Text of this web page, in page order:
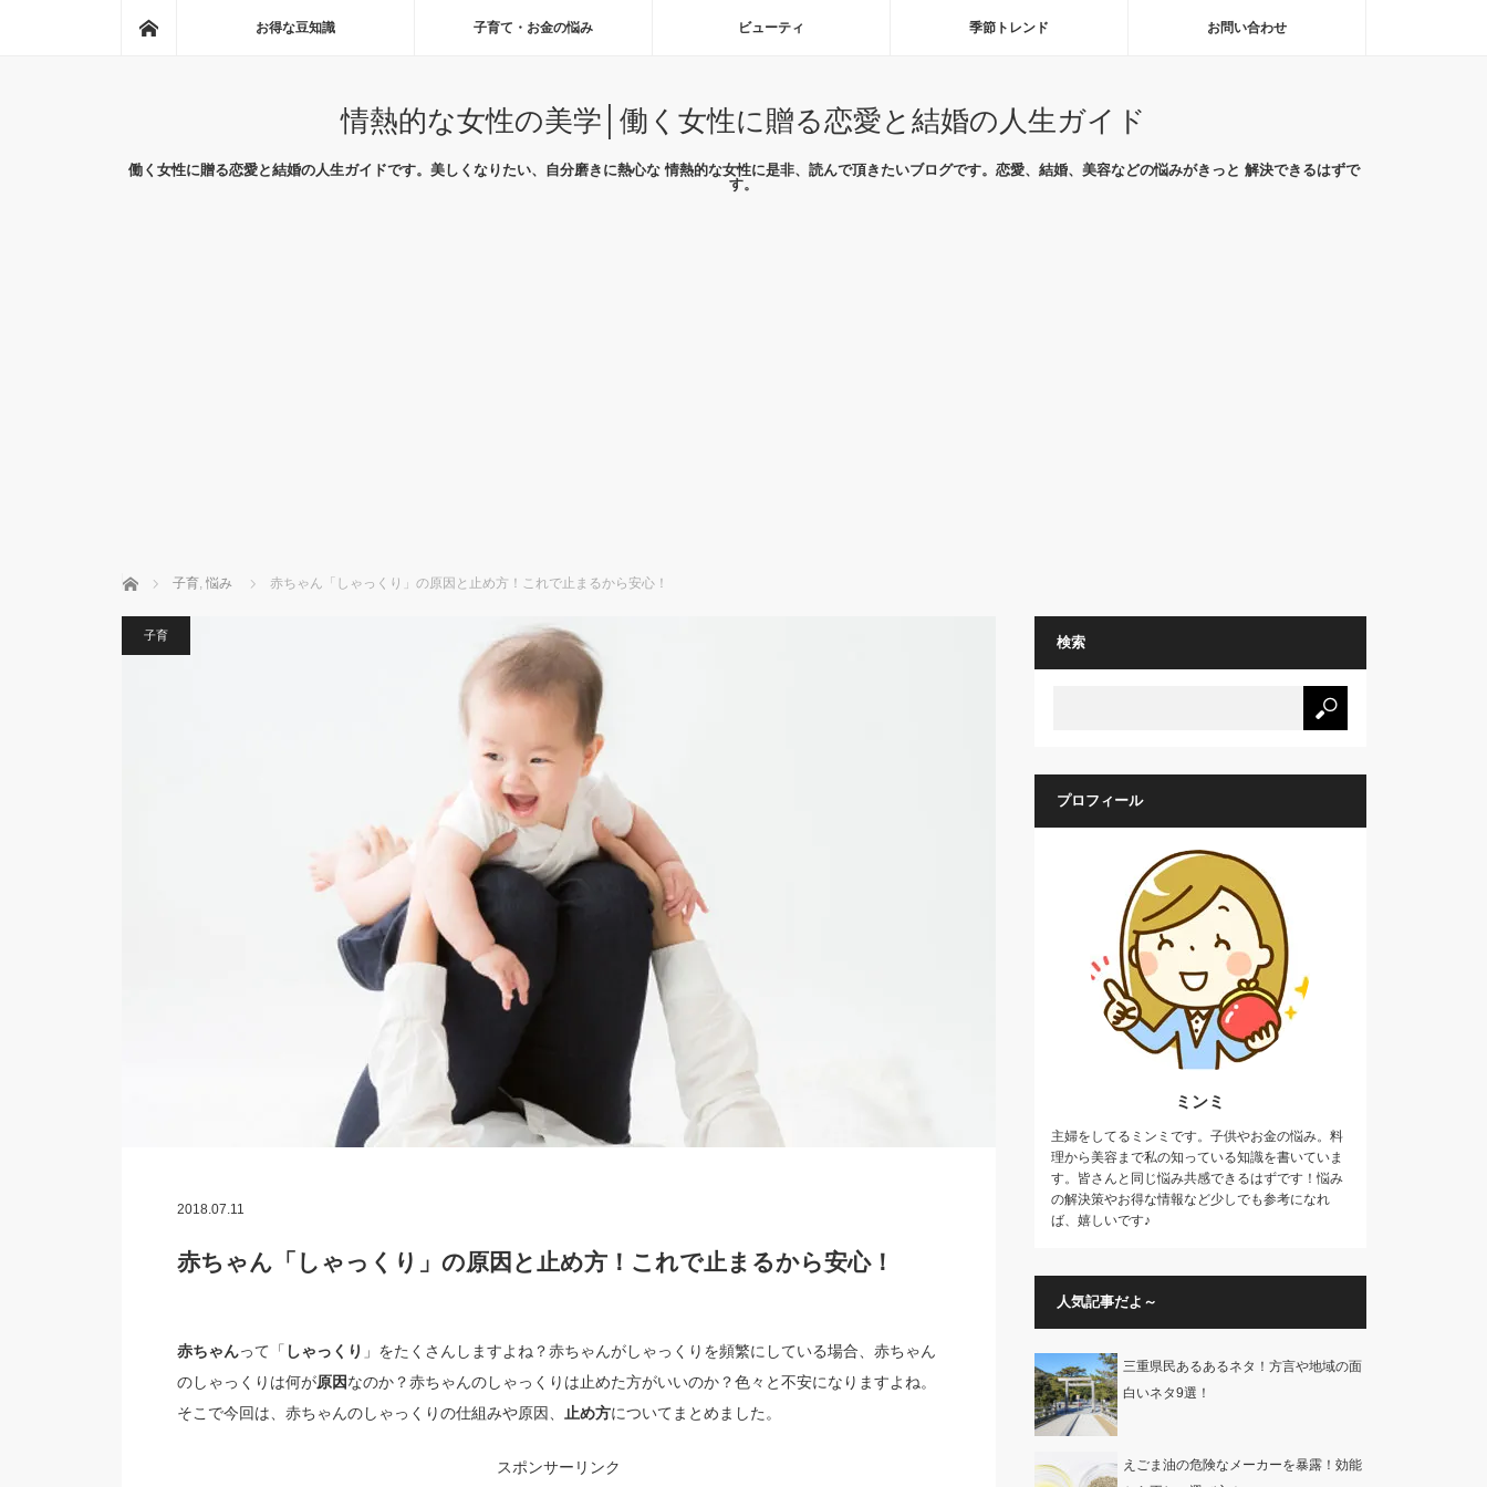
お得な豆知識 子育て・お金の悩み ビューティ 季節トレンド お問い合わせ
情熱的な女性の美学│働く女性に贈る恋愛と結婚の人生ガイド
働く女性に贈る恋愛と結婚の人生ガイドです。美しくなりたい、自分磨きに熱心な 情熱的な女性に是非、読んで頂きたいブログです。恋愛、結婚、美容などの悩みがきっと 解決できるはずで
す。
ホーム 子育, 悩み 赤ちゃん「しゃっくり」の原因と止め方！これで止まるから安心！
子育
2018.07.11
赤ちゃん「しゃっくり」の原因と止め方！これで止まるから安心！
赤ちゃんって「 しゃっくり 」をたくさんしますよね？赤ちゃんがしゃっくりを頻繁にしている場合、赤ちゃん
のしゃっくりは何が原因なのか？赤ちゃんのしゃっくりは止めた方がいいのか？色々と不安になりますよね。
そこで今回は、赤ちゃんのしゃっくりの仕組みや原因、
止め方についてまとめました。
スポンサーリンク
検索
プロフィール
ミンミ
主婦をしてるミンミです。子供やお金の悩み。料
理から美容まで私の知っている知識を書いていま
す。皆さんと同じ悩み共感できるはずです！悩み
の解決策やお得な情報など少しでも参考になれ
ば、嬉しいです♪
人気記事だよ～
三重県民あるあるネタ！方言や地域の面
白いネタ9選！
えごま油の危険なメーカーを暴露！効能